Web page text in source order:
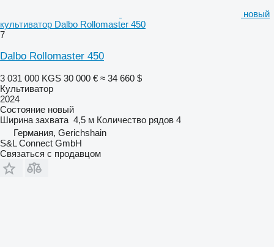
новый
культиватор Dalbo Rollomaster 450
7
Dalbo Rollomaster 450
3 031 000 KGS 30 000 € ≈ 34 660 $
Культиватор
2024
Состояние новый
Ширина захвата 4,5 м Количество рядов 4
Германия, Gerichshain
S&L Connect GmbH
Связаться с продавцом